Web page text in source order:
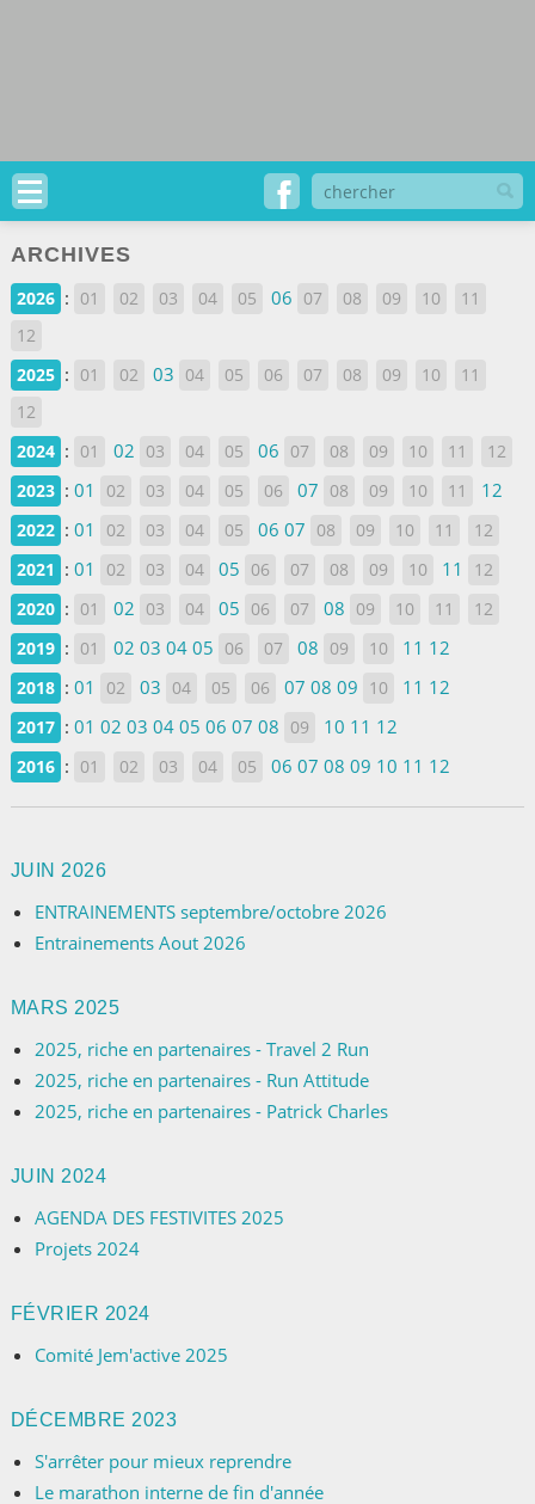
ARCHIVES
2026 : 01 02 03 04 05 06 07 08 09 10
11
12
2025 : 01 02 03 04 05 06 07 08 09 10
11
12
2024 : 01 02 03 04 05 06 07 08 09 10 11
12
2023 : 01 02 03 04 05 06 07 08 09 10 11 12
2022 : 01 02 03 04 05 06 07 08 09 10 11
12
2021 : 01 02 03 04 05 06 07 08 09 10 11
12
2020 : 01 02 03 04 05 06 07 08 09 10 11
12
2019 : 01 02 03 04 05 06 07 08 09 10 11 12
2018 : 01 02 03 04 05 06 07 08 09 10 11 12
2017 : 01 02 03 04 05 06 07 08 09 10 11 12
2016 : 01 02 03 04 05 06 07 08 09 10 11 12
JUIN 2026
ENTRAINEMENTS septembre/octobre 2026
Entrainements Aout 2026
MARS 2025
2025, riche en partenaires - Travel 2 Run
2025, riche en partenaires - Run Attitude
2025, riche en partenaires - Patrick Charles
JUIN 2024
AGENDA DES FESTIVITES 2025
Projets 2024
FÉVRIER 2024
Comité Jem'active 2025
DÉCEMBRE 2023
S'arrêter pour mieux reprendre
Le marathon interne de fin d'année